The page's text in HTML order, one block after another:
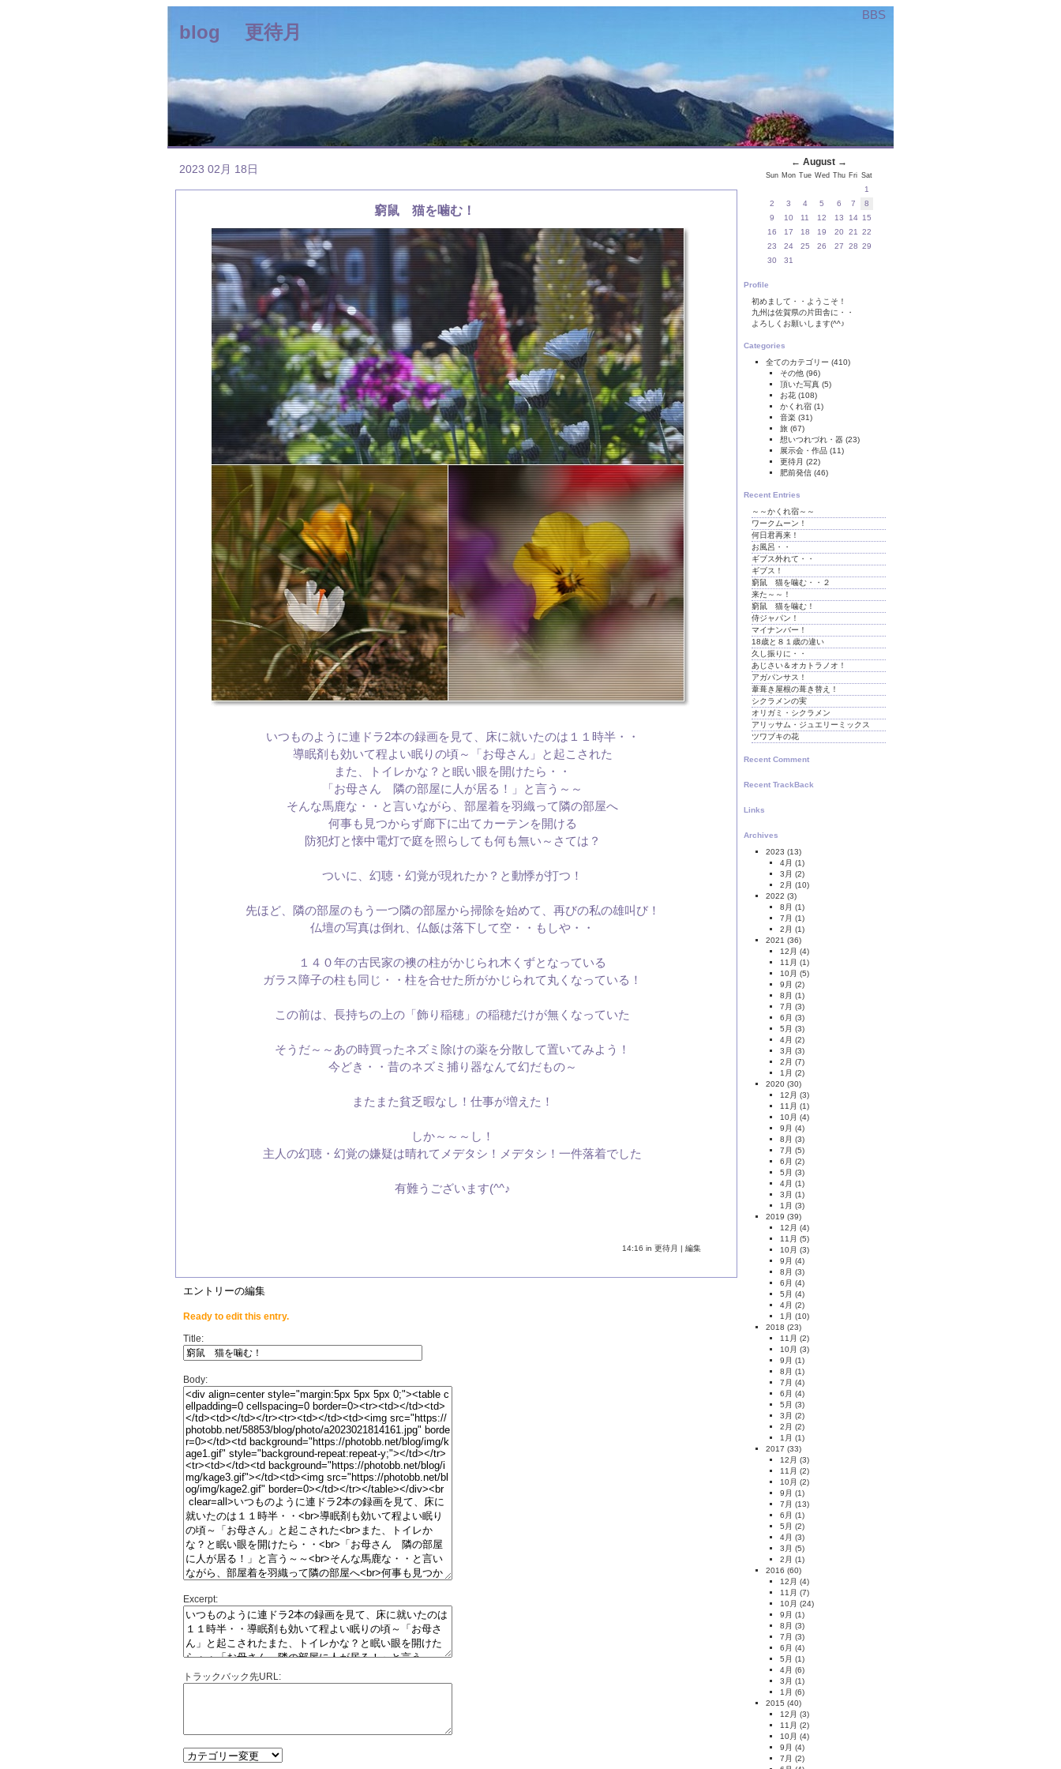
BBS
blog 更待月
2023 02月 18日
窮鼠 猫を噛む！
いつものように連ドラ2本の録画を見て、床に就いたのは１１時半・・
導眠剤も効いて程よい眠りの頃～「お母さん」と起こされた
また、トイレかな？と眠い眼を開けたら・・
「お母さん 隣の部屋に人が居る！」と言う～～
そんな馬鹿な・・と言いながら、部屋着を羽織って隣の部屋へ
何事も見つからず廊下に出てカーテンを開ける
防犯灯と懐中電灯で庭を照らしても何も無い～さては？
ついに、幻聴・幻覚が現れたか？と動悸が打つ！
先ほど、隣の部屋のもう一つ隣の部屋から掃除を始めて、再びの私の雄叫び！
仏壇の写真は倒れ、仏飯は落下して空・・もしや・・
１４０年の古民家の襖の柱がかじられ木くずとなっている
ガラス障子の柱も同じ・・柱を合せた所がかじられて丸くなっている！
この前は、長持ちの上の「飾り稲穂」の稲穂だけが無くなっていた
そうだ～～あの時買ったネズミ除けの薬を分散して置いてみよう！
今どき・・昔のネズミ捕り器なんて幻だもの～
またまた貧乏暇なし！仕事が増えた！
しか～～～し！
主人の幻聴・幻覚の嫌疑は晴れてメデタシ！メデタシ！一件落着でした
有難うございます(^^♪
14:16 in 更待月 | 編集
エントリーの編集
Ready to edit this entry.
Title:
Body:
Excerpt:
トラックバック先URL:
← August→
Sun Mon Tue Wed Thu Fri Sat
1
2
3 4 5 6 7
8
9
10 11 12 13 14 15
16
17 18 19 20 21
22
23
24 25 26 27 28 29
30
31
Profile
初めまして・・ようこそ！
九州は佐賀県の片田舎に・・
よろしくお願いします(^^♪
Categories
全てのカテゴリー (410)
その他 (96)
頂いた写真 (5)
お花 (108)
かくれ宿 (1)
音楽 (31)
旅 (67)
想いつれづれ・器 (23)
展示会・作品 (11)
更待月 (22)
肥前発信 (46)
Recent Entries
～～かくれ宿～～
ワークムーン！
何日君再来！
お風呂・・
ギブス外れて・・
ギブス！
窮鼠 猫を噛む・・２
来た～～！
窮鼠 猫を噛む！
侍ジャパン！
マイナンバー！
18歳と８１歳の違い
久し振りに・・
あじさい＆オカトラノオ！
アガパンサス！
葦葺き屋根の葺き替え！
シクラメンの実
オリガミ・シクラメン
アリッサム・ジュエリーミックス
ツワブキの花
Recent Comment
Recent TrackBack
Links
Archives
2023 (13)
4月 (1)
3月 (2)
2月 (10)
2022 (3)
8月 (1)
7月 (1)
2月 (1)
2021 (36)
12月 (4)
11月 (1)
10月 (5)
9月 (2)
8月 (1)
7月 (3)
6月 (3)
5月 (3)
4月 (2)
3月 (3)
2月 (7)
1月 (2)
2020 (30)
12月 (3)
11月 (1)
10月 (4)
9月 (4)
8月 (3)
7月 (5)
6月 (2)
5月 (3)
4月 (1)
3月 (1)
1月 (3)
2019 (39)
12月 (4)
11月 (5)
10月 (3)
9月 (4)
8月 (3)
6月 (4)
5月 (4)
4月 (2)
1月 (10)
2018 (23)
11月 (2)
10月 (3)
9月 (1)
8月 (1)
7月 (4)
6月 (4)
5月 (3)
3月 (2)
2月 (2)
1月 (1)
2017 (33)
12月 (3)
11月 (2)
10月 (2)
9月 (1)
7月 (13)
6月 (1)
5月 (2)
4月 (3)
3月 (5)
2月 (1)
2016 (60)
12月 (4)
11月 (7)
10月 (24)
9月 (1)
8月 (3)
7月 (3)
6月 (4)
5月 (1)
4月 (6)
3月 (1)
1月 (6)
2015 (40)
12月 (3)
11月 (2)
10月 (4)
9月 (4)
7月 (2)